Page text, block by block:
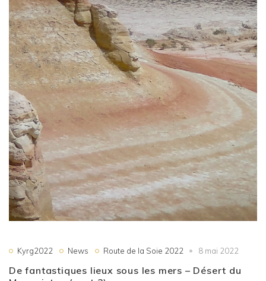
Kyrg2022 News Route de la Soie 2022 8 mai 2022
De fantastiques lieux sous les mers – Désert du